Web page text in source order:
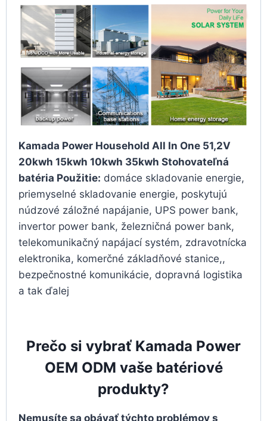
Kamada Power Household All In One 51,2V
20kwh 15kwh 10kwh 35kwh Stohovateľná
batéria Použitie: domáce skladovanie energie,
priemyselné skladovanie energie, poskytujú
núdzové záložné napájanie, UPS power bank,
invertor power bank, železničná power bank,
telekomunikačný napájací systém, zdravotnícka
elektronika, komerčné základňové stanice,,
bezpečnostné komunikácie, dopravná logistika
a tak ďalej
Prečo si vybrať Kamada Power
OEM ODM vaše batériové
produkty?
Nemusíte sa obávať týchto problémov s